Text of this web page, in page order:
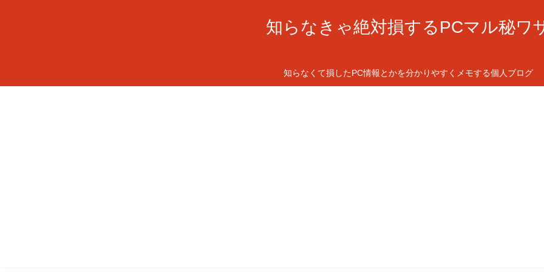
知らなきゃ絶対損するPCマル秘ワ
知らなくて損したPC情報とかを分かりやすくメモする個人ブログ